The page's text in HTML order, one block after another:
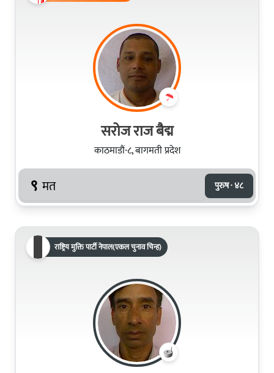
सरोज राज बैद्म
काठमाडौं-८, बागमती प्रदेश
९ मत पुरुष · ४८
राष्ट्रिय मुक्ति पार्टी नेपाल(एकल चुनाव चिन्ह)